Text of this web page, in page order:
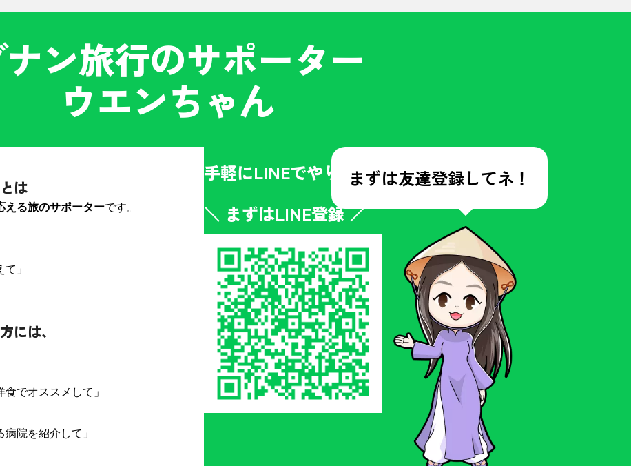
ン旅行のサポーター
ウエンちゃん
は
える旅のサポーターです。
」
には、
でオススメして」
院を紹介して」
手軽にLINEでやりとり！
＼ まずはLINE登録 ／
まずは友達登録してネ！